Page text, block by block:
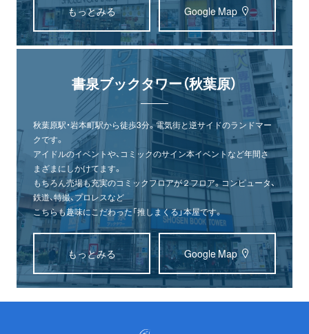
もっとみる Google Map
書泉ブックタワー（秋葉原）
秋葉原駅・岩本町駅から徒歩3分。電気街と逆サイドのランドマー
クです。
アイドルのイベントや、コミックのサイン本イベントなど年間さ
まざまにしかけてます。
もちろん売場も充実のコミックフロアが２フロア。コンピュータ、
鉄道、特撮、プロレスなど
こちらも趣味にこだわった「推しまくる」本屋です。
もっとみる Google Map